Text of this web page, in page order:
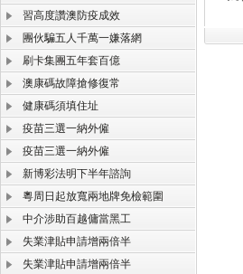
習高度讚澳防疫成效
團伙騙五人千萬一嫌落網
刷卡集團五年套百億
澳康碼故障搶修復常
健康碼須填住址
疫苗三選一納外僱
疫苗三選一納外僱
新博彩法明下半年諮詢
粵周日起放寬兩地牌免檢範圍
中介涉助百越傭當黑工
失業津貼申請增兩倍半
失業津貼申請增兩倍半